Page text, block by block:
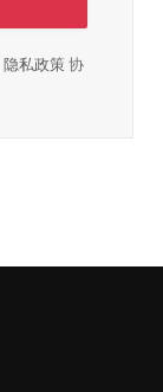
隐私政策协